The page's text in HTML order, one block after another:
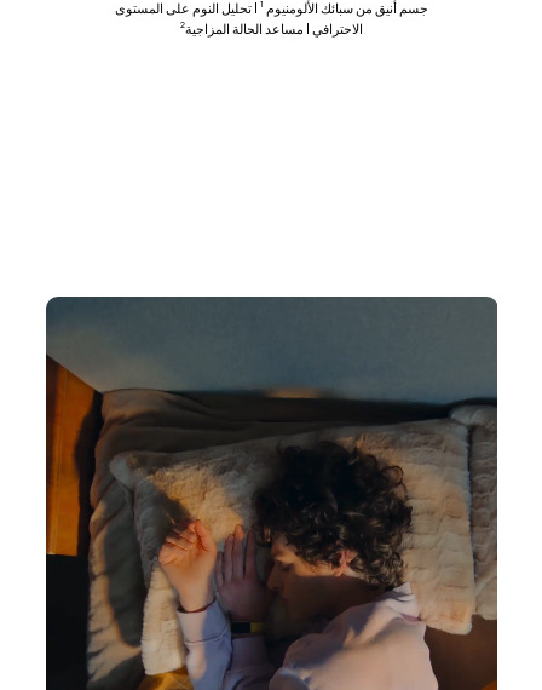
جسم أنيق من سبائك الألومنيوم 1 | تحليل النوم على المستوى
الاحترافي | مساعد الحالة المزاجية2